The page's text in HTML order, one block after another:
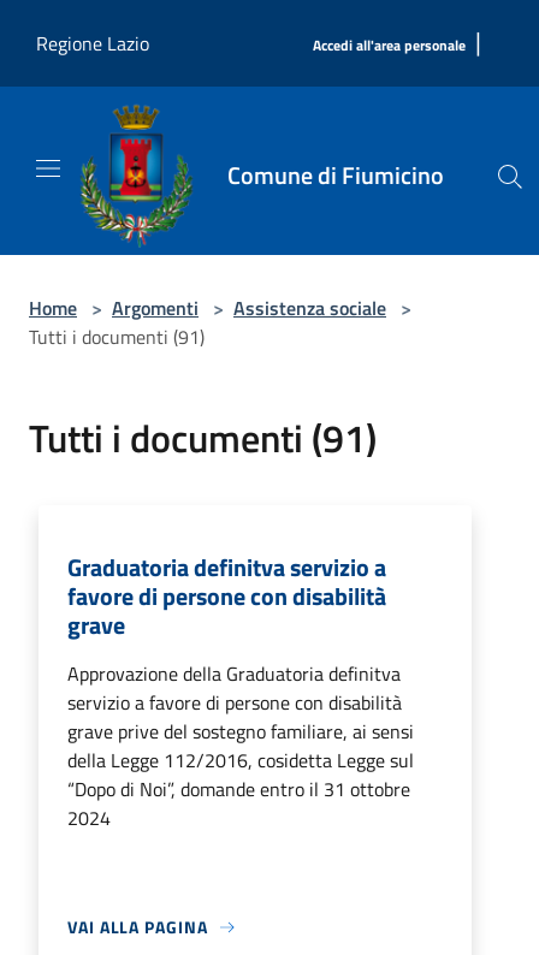
Regione Lazio
Accedi all'area personale |
Comune di Fiumicino
Home > Argomenti > Assistenza sociale >
Tutti i documenti (91)
Tutti i documenti (91)
Graduatoria definitva servizio a
favore di persone con disabilità
grave
Approvazione della Graduatoria definitva
servizio a favore di persone con disabilità
grave prive del sostegno familiare, ai sensi
della Legge 112/2016, cosidetta Legge sul
“Dopo di Noi”, domande entro il 31 ottobre
2024
VAI ALLA PAGINA